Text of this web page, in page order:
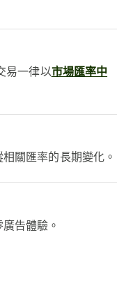
易一律以市場匯率中
關匯率的長期變化。
告體驗。